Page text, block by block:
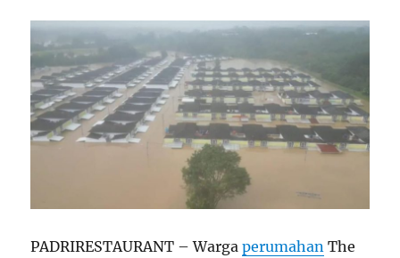
PADRIRESTAURANT – Wargaperumahan The